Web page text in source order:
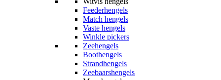
Feederhengels
Match hengels
Vaste hengels
Winkle pickers
Zeehengels
Boothengels
Strandhengels
Zeebaarshengels